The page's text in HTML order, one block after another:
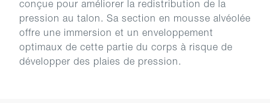
conçue pour améliorer la redistribution de la
pression au talon. Sa section en mousse alvéolée
offre une immersion et un enveloppement
optimaux de cette partie du corps à risque de
développer des plaies de pression.